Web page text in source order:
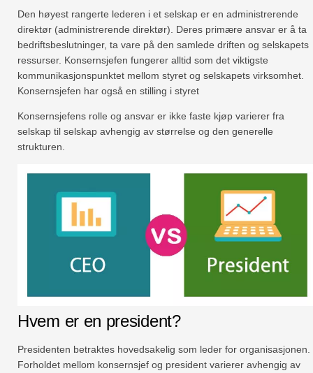
Den høyest rangerte lederen i et selskap er en administrerende
direktør (administrerende direktør). Deres primære ansvar er å ta
bedriftsbeslutninger, ta vare på den samlede driften og selskapets
ressurser. Konsernsjefen fungerer alltid som det viktigste
kommunikasjonspunktet mellom styret og selskapets virksomhet.
Konsernsjefen har også en stilling i styret
Konsernsjefens rolle og ansvar er ikke faste kjøp varierer fra
selskap til selskap avhengig av størrelse og den generelle
strukturen.
Hvem er en president?
Presidenten betraktes hovedsakelig som leder for organisasjonen.
Forholdet mellom konsernsjef og president varierer avhengig av